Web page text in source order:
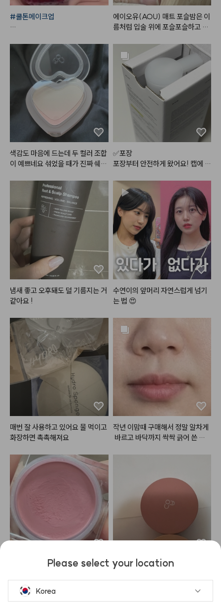
#쿨톤메이크업
#한스킨 다크써클 커버컨실러 '로
#꾸셀 비체밤 01
#데이지크
#웜쿨블렌딩컬렉션#
쿨블렌딩섀도우팔레트
#데이지크#웜쿨블렌딩컬렉션#
쿨블렌딩무드치크
#서트리니스
#네이처리퍼블릭 바이플라워 글
라스 듀 틴트 '로즈메모리'
에이오유(AOU) 매트 포슬밤은 이
름처럼 입술 위에 포슬포슬하고 부
일반적인 건조하고 뻑뻑한 매트 립
과 달리, 밤 타입으로 부드럽게 발
리면서도 겉은 보송하게 마무리되
어 입술 주름과 각질을 매끈하게 블
러 처리해 주는 효과가 탁월합니다.
뭉침 없이 자연스럽게 스머징되어
손이나 실리콘 브러시로 대충 톡톡
두드려 발라도 쉽게 예쁜 그라데이
션 립을 연출할 수 있습니다.
특히 웜톤과 쿨톤 모두가 반할 만한
감각적이고 트렌디한 저채도·고분
아니라 치크(블러셔)로 함께 활용
했을 때 맑고 자연스러운 생기가 돌
아 메이크업의 완성도를 높여주는
똑똑한 2 in 1 아이템입니다. 지속
력이 엄청나게 강한편은 아니지만,
지워질 때도 지저분하지 않고 은은
하게 옅어져 데일리 메이크업용으
로 손이 자주 가는 제품입니다. 소
프트하고 뽀용한 블러 립 표현을 좋
아하는 분들께 적극 추천합니다.
색감도 마음에 드는데 두 컬러 조합
이 예쁘네요 섞었을 때가 진짜 쉐딩
✅포장
포장부터 안전하게 왔어요! 캡에 쌓
정되어 있고, 플라스틱 고정캡도 있
어서 배송부터 꼼꼼히 신경써주신
것 같아요 :)
✅외관
투명한 통에 깔끔한 디자인이라서
욕실에 두기 너무 좋은 것 같아요!
양도 바로바로 볼 수 있어서 너무
좋네요.
✅향
진짜 유자청에서 나는 그 향이 나
어마실 때 나는 그 유자향이요! 씻
을 때는 향이 가득했다가 씻고 손
말리면 킁킁대고 맡지 않는 이상
향이 많이 퍼지진 않고, 손에 남은
쫀쫀한 거품이에요! 입자가 곱고 정
말 쫀쫀해서 씻는 내내 거품이 사라
지지 않고 너무 좋았어요!
체험단으로 받아서 작성한 리뷰이
긴 한데 향도 제형도 너무 맘에 듭
#헤메코리뷰어
냄새 좋고 오후돼도 덜 기름지는 거
같아요 !
수연이의 앞머리 자연스럽게 넘기
는 법 😍
매번 잘 사용하고 있어요 물 먹이고
화장하면 촉촉해져요
작년 이맘때 구매해서 정말 알차게
바르고 바닥까지 싹싹 긁어 쓴 끝
제품을 찾게 된 건 대체 불가능한
독보적인 제품력 때문입니다.
처음 쓰던 제품을 1년 동안 꾸준히
사용하면서도 질리거나 변질되는
느낌 없이 마지막까지 입술 편안하
게 잘 썼는데, 재구매한 새제품을
뜯어보니 역시 그 보송하고 포슬한
조하게 조여오는 매트 립이 아니라,
러 처리를 한 듯 뽀얗게 표현되는
텍스처는 여전히 감탄스럽습니다.
특히 톤에 구애받지 않고 자연스럽
피부 요철 부각 안되고 핑거퍼프로
올라와여 !
땅콩밤만 바르다가 베베밤도 사봤
Please select your location
Korea